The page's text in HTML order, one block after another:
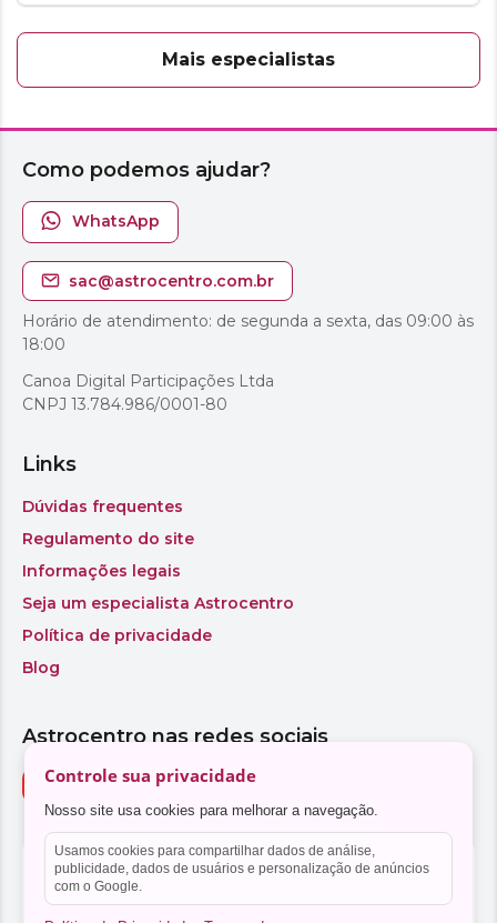
Mais especialistas
Controle sua privacidade
Nosso site usa cookies para melhorar a navegação.
Usamos cookies para compartilhar dados de análise,
publicidade, dados de usuários e personalização de anúncios
com o Google.